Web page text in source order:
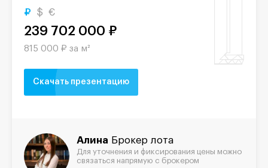
₽ $ €
239 702 000 ₽
815 000 ₽ за м²
Скачать презентацию
Алина Брокер лота
Для уточнения и фиксирования цены можно
связаться напрямую с брокером